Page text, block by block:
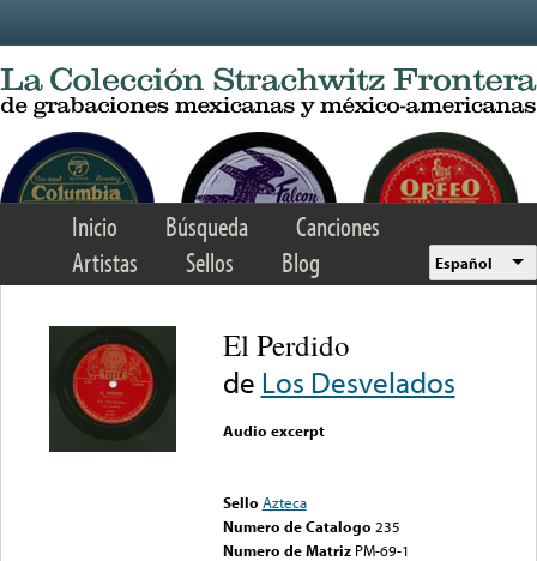
Inicio Búsqueda
Canciones
Artistas
Sellos Blog Español
El Perdido
de Los Desvelados
Audio excerpt
Sello Azteca
Numero de Catalogo 235
Numero de Matriz PM-69-1